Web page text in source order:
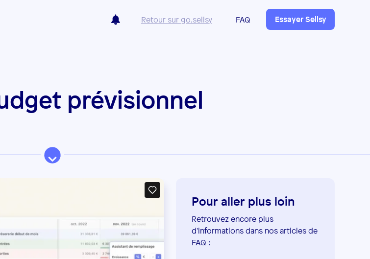
Retour sur go.sellsy FAQ Essayer Sellsy
prévisionnel
Pour aller plus loin
Retrouvez encore plus
d'informations dans nos articles de
FAQ :